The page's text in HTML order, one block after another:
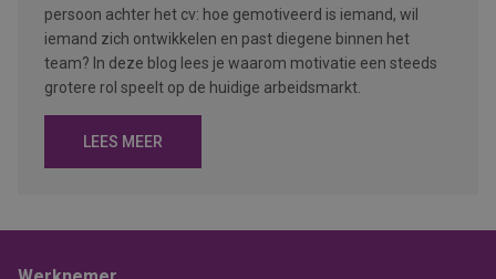
persoon achter het cv: hoe gemotiveerd is iemand, wil
iemand zich ontwikkelen en past diegene binnen het
team? In deze blog lees je waarom motivatie een steeds
grotere rol speelt op de huidige arbeidsmarkt.
LEES MEER